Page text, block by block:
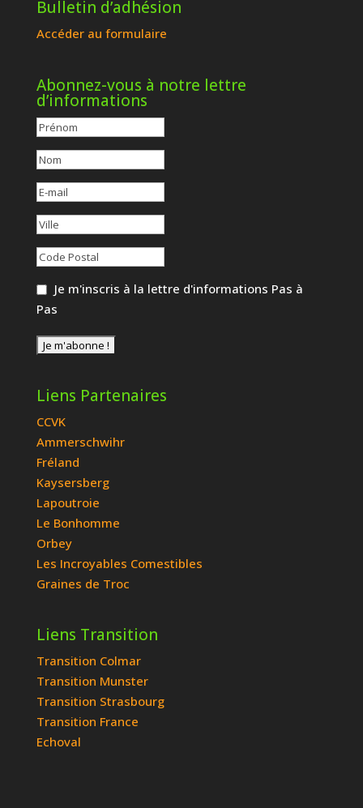
Bulletin d’adhésion
Accéder au formulaire
Abonnez-vous à notre lettre
d’informations
Je m'inscris à la lettre d'informations Pas à
Pas
Liens Partenaires
CCVK
Ammerschwihr
Fréland
Kaysersberg
Lapoutroie
Le Bonhomme
Orbey
Les Incroyables Comestibles
Graines de Troc
Liens Transition
Transition Colmar
Transition Munster
Transition Strasbourg
Transition France
Echoval